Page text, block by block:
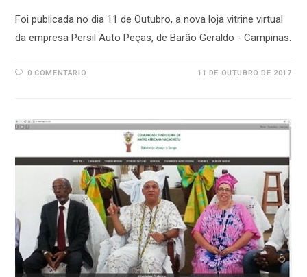
Foi publicada no dia 11 de Outubro, a nova loja vitrine virtual
da empresa Persil Auto Peças, de Barão Geraldo - Campinas.
0 COMENTÁRIO 11 DE OUTUBRO DE 2017